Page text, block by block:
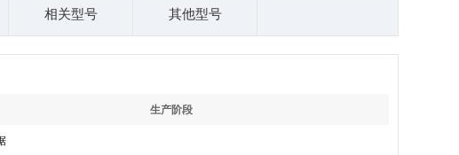
相关型号 其他型号
生产阶段